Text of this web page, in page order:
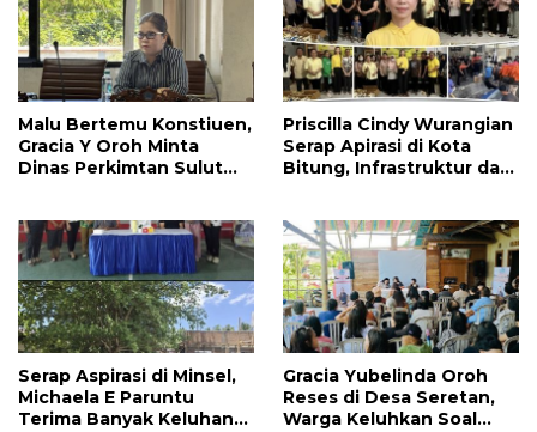
Malu Bertemu Konstiuen,
Gracia Y Oroh Minta
Dinas Perkimtan Sulut
Jalan di Tandengan I
Priscilla Cindy Wurangian
Serap Apirasi di Kota
Bitung, Infrastruktur dan
Warga
Serap Aspirasi di Minsel,
Michaela E Paruntu
Terima Banyak Keluhan
Gracia Yubelinda Oroh
Reses di Desa Seretan,
Warga Keluhkan Soal